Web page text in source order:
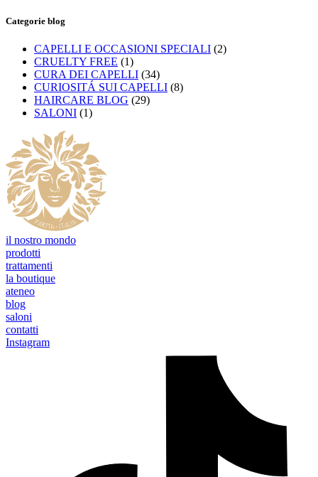
Categorie blog
CAPELLI E OCCASIONI SPECIALI (2)
CRUELTY FREE (1)
CURA DEI CAPELLI (34)
CURIOSITÁ SUI CAPELLI (8)
HAIRCARE BLOG (29)
SALONI (1)
il nostro mondo
prodotti
trattamenti
la boutique
ateneo
blog
saloni
contatti
Instagram